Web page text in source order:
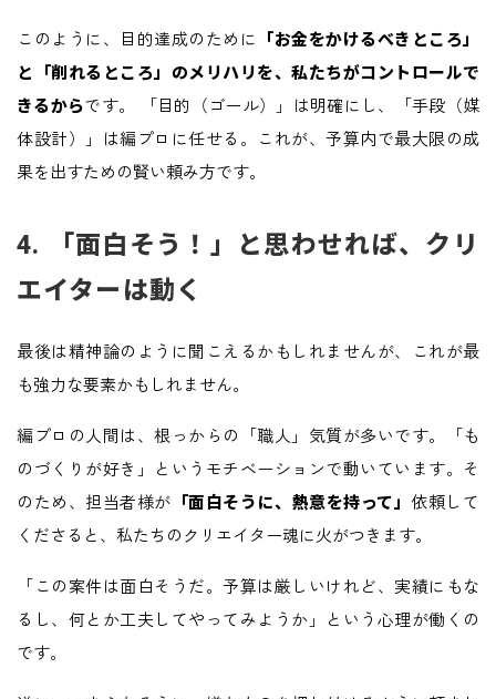
このように、目的達成のために
「お金をかけるべきところ」
と「削れるところ」のメリハリを、私たちがコントロールで
きるからです。 「目的（ゴール）」は明確にし、「手段（媒
体設計）」は編プロに任せる。これが、予算内で最大限の成
果を出すための賢い頼み方です。
4. 「面白そう！」と思わせれば、クリ
エイターは動く
最後は精神論のように聞こえるかもしれませんが、これが最
も強力な要素かもしれません。
編プロの人間は、根っからの「職人」気質が多いです。「も
のづくりが好き」というモチベーションで動いています。そ
のため、担当者様が 「面白そうに、熱意を持って」依頼して
くださると、私たちのクリエイター魂に火がつきます。
「この案件は面白そうだ。予算は厳しいけれど、実績にもな
るし、何とか工夫してやってみようか」という心理が働くの
です。